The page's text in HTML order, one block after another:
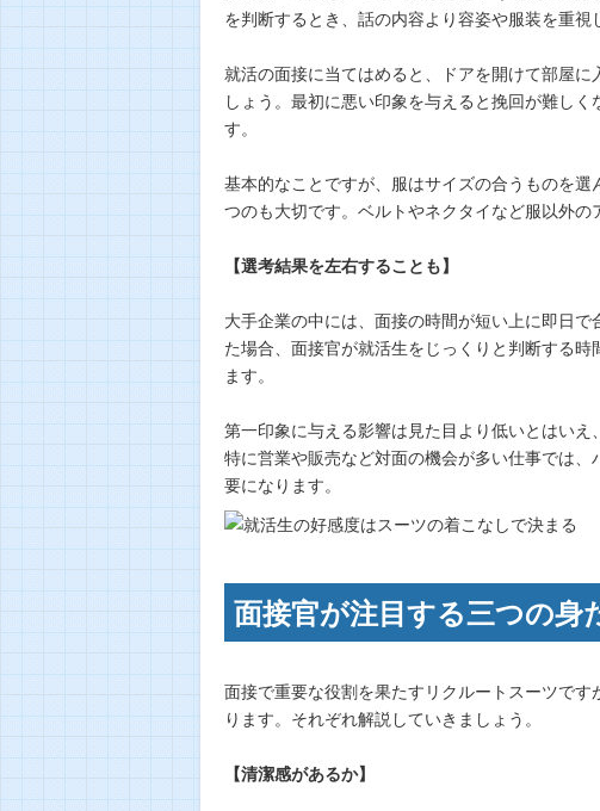
を判断するとき、話の内容より容姿や服装を重視
就活の面接に当てはめると、ドアを開けて部屋
しょう。最初に悪い印象を与えると挽回が難し
す。
基本的なことですが、服はサイズの合うものを
つのも大切です。ベルトやネクタイなど服以外の
【選考結果を左右することも】
大手企業の中には、面接の時間が短い上に即日
た場合、面接官が就活生をじっくりと判断する
ます。
第一印象に与える影響は見た目より低いとはいえ
特に営業や販売など対面の機会が多い仕事では
要になります。
面接官が注目する三つの身
面接で重要な役割を果たすリクルートスーツで
ります。それぞれ解説していきましょう。
【清潔感があるか】